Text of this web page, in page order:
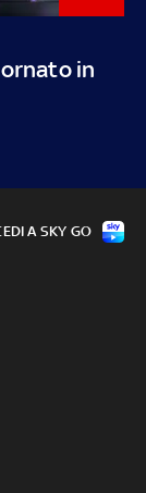
in
A SKY GO